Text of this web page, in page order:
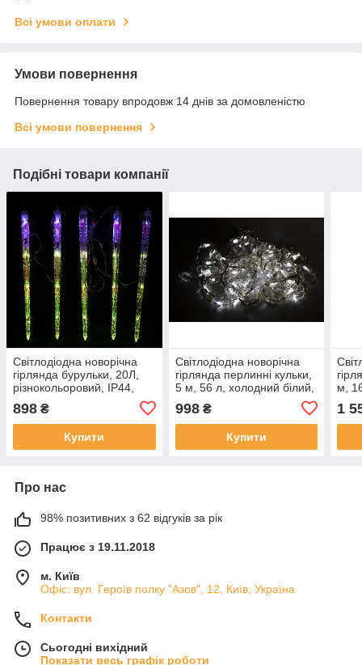
Всі умови оплати
Умови повернення
Повернення товару впродовж 14 днів за домовленістю
Всі умови повернення
Подібні товари компанії
Світлодіодна новорічна
гірлянда бурульки, 20Л,
різнокольоровий, IP44,
898 ₴
Купити
Світлодіодна новорічна
гірлянда перлинні кульки,
5 м, 56 л, холодний білий,
998₴
Купити
м,
1
Про нас
98% позитивних з 62 відгуків за рік
Працює з 19.11.2018
м. Київ
Офіс: вул. Героїв полку "Азов", 12, Київ, Україна
Контакти
Сьогодні вихідний
Показати весь графік роботи